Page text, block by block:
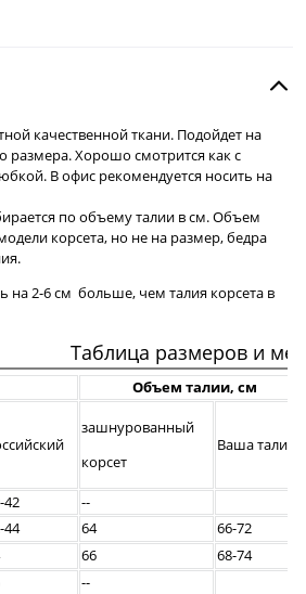
качественной ткани. Подойдет на
размера. Хорошо смотрится как с
В офис рекомендуется носить на
по объему талии в см. Объем
корсета, но не на размер, бедра
на 2-6 см больше, чем талия корсета в
Таблица размеров и
Объем талии, см
зашнурованный
корсет
Ваша талия
42
--
44 64
66-72
66
68-74
--